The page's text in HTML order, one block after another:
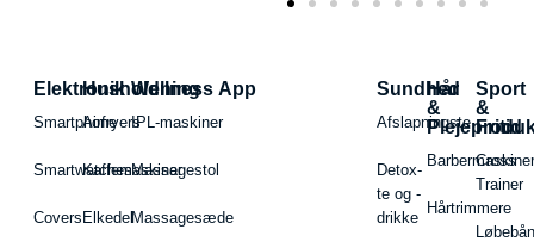
Elektronik
Smartphone
Smartwatches
Covers
Husholdning
Airfryers
Kaffemaskiner
Elkedel
Wellness App
IPL-maskiner
Massagestol
Massagesæde
Sundhed
Afslapningste
Detox-
te og -
drikke
Hår
&
Hårtrimmere
Sport
&
Fritid
Cross
Trainer